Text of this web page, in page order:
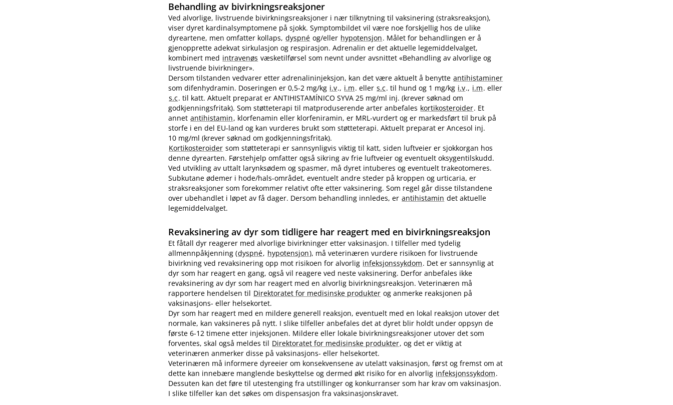
Behandling av bivirkningsreaksjoner
Ved alvorlige, livstruende bivirkningsreaksjoner i nær tilknytning til vaksinering (straksreaksjon),
viser dyret kardinalsymptomene på sjokk. Symptombildet vil være noe forskjellig hos de ulike
dyreartene, men omfatter kollaps, dyspné og​/​eller hypotensjon. Målet for behandlingen er å
gjenopprette adekvat sirkulasjon og respirasjon. Adrenalin er det aktuelle legemiddelvalget,
kombinert med intravenøs væsketilførsel som nevnt under avsnittet «Behandling av alvorlige og
livstruende bivirkninger».
Dersom tilstanden vedvarer etter adrenalininjeksjon, kan det være aktuelt å benytte antihistaminer
som difenhydramin. Doseringen er 0,5-2 mg/kg i.v., i.m. eller s.c. til hund og 1 mg/kg i.v., i.m. eller
s.c. til katt. Aktuelt preparat er ANTIHISTAMÍNICO SYVA 25 mg/ml inj. (krever søknad om
godkjenningsfritak). Som støtteterapi til matproduserende arter anbefales kortikosteroider. Et
annet antihistamin, klorfenamin eller klorfeniramin, er MRL-vurdert og er markedsført til bruk på
storfe i en del EU-land og kan vurderes brukt som støtteterapi. Aktuelt preparat er Ancesol inj.
10 mg/ml (krever søknad om godkjenningsfritak).
Kortikosteroider som støtteterapi er sannsynligvis viktig til katt, siden luftveier er sjokkorgan hos
denne dyrearten. Førstehjelp omfatter også sikring av frie luftveier og eventuelt oksygentilskudd.
Ved utvikling av uttalt larynksødem og spasmer, må dyret intuberes og eventuelt trakeotomeres.
Subkutane ødemer i hode​/​hals-området, eventuelt andre steder på kroppen og urticaria, er
straksreaksjoner som forekommer relativt ofte etter vaksinering. Som regel går disse tilstandene
over ubehandlet i løpet av få dager. Dersom behandling innledes, er antihistamin det aktuelle
legemiddelvalget.
Revaksinering av dyr som tidligere har reagert med en bivirkningsreaksjon
Et fåtall dyr reagerer med alvorlige bivirkninger etter vaksinasjon. I tilfeller med tydelig
allmennpåkjenning (dyspné, hypotensjon), må veterinæren vurdere risikoen for livstruende
bivirkning ved revaksinering opp mot risikoen for alvorlig infeksjonssykdom. Det er sannsynlig at
dyr som har reagert en gang, også vil reagere ved neste vaksinering. Derfor anbefales ikke
revaksinering av dyr som har reagert med en alvorlig bivirkningsreaksjon. Veterinæren må
rapportere hendelsen til Direktoratet for medisinske produkter og anmerke reaksjonen på
vaksinasjons- eller helsekortet.
Dyr som har reagert med en mildere generell reaksjon, eventuelt med en lokal reaksjon utover det
normale, kan vaksineres på nytt. I slike tilfeller anbefales det at dyret blir holdt under oppsyn de
første 6-12 timene etter injeksjonen. Mildere eller lokale bivirkningsreaksjoner utover det som
forventes, skal også meldes til Direktoratet for medisinske produkter, og det er viktig at
veterinæren anmerker disse på vaksinasjons- eller helsekortet.
Veterinæren må informere dyreeier om konsekvensene av utelatt vaksinasjon, først og fremst om at
dette kan innebære manglende beskyttelse og dermed økt risiko for en alvorlig infeksjonssykdom.
Dessuten kan det føre til utestenging fra utstillinger og konkurranser som har krav om vaksinasjon.
I slike tilfeller kan det søkes om dispensasjon fra vaksinasjonskravet.